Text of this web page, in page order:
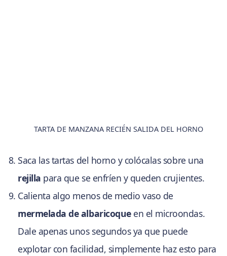
TARTA DE MANZANA RECIÉN SALIDA DEL HORNO
Saca las tartas del horno y colócalas sobre una
rejilla para que se enfríen y queden crujientes.
Calienta algo menos de medio vaso de
mermelada de albaricoqueen el microondas.
Dale apenas unos segundos ya que puede
explotar con facilidad, simplemente haz esto para